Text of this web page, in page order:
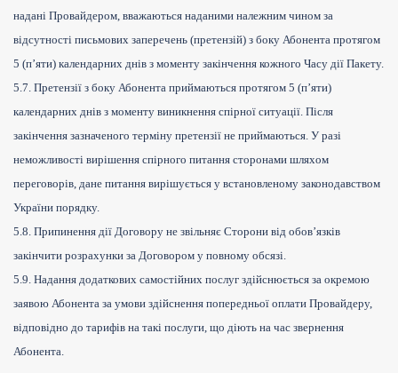
надані Провайдером, вважаються наданими належним чином за
відсутності письмових заперечень (претензій) з боку Абонента протягом
5 (п’яти) календарних днів з моменту закінчення кожного Часу дії Пакету.
5.7. Претензії з боку Абонента приймаються протягом 5 (п’яти)
календарних днів з моменту виникнення спірної ситуації. Після
закінчення зазначеного терміну претензії не приймаються. У разі
неможливості вирішення спірного питання сторонами шляхом
переговорів, дане питання вирішується у встановленому законодавством
України порядку.
5.8. Припинення дії Договору не звільняє Сторони від обов’язків
закінчити розрахунки за Договором у повному обсязі.
5.9. Надання додаткових самостійних послуг здійснюється за окремою
заявою Абонента за умови здійснення попередньої оплати Провайдеру,
відповідно до тарифів на такі послуги, що діють на час звернення
Абонента.